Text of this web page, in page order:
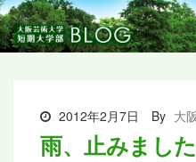
2012年2月7日 By 大
雨、止みました